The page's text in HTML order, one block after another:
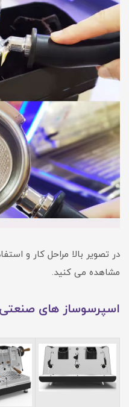
در تصویر بالا مراحل کار و
مشاهده می کنید.
اسپرسوساز های